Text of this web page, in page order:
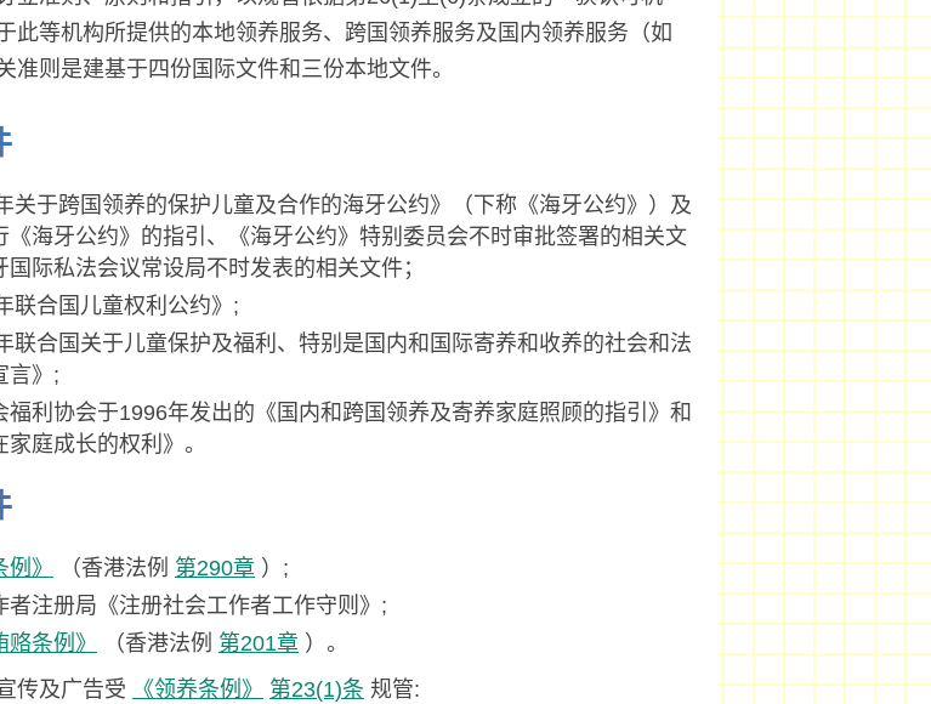
此等机构所提供的本地领养服务、跨国领养服务及国内领养服务（如
准则是建基于四份国际文件和三份本地文件。
关于跨国领养的保护儿童及合作的海牙公约》（下称《海牙公约》）及
《海牙公约》的指引、《海牙公约》特别委员会不时审批签署的相关文
国际私法会议常设局不时发表的相关文件；
联合国儿童权利公约》;
联合国关于儿童保护及福利、特别是国内和国际寄养和收养的社会和法
言》;
福利协会于1996年发出的《国内和跨国领养及寄养家庭照顾的指引》和
家庭成长的权利》。
例》 （香港法例 第290章）;
者注册局《注册社会工作者工作守则》;
赂条例》
（香港法例 第201章）。
传及广告受
《领养条例》 第23(1)条规管: